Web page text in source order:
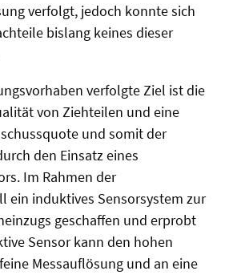
verfolgt, jedoch konnte sich
bislang keines dieser
verfolgte Ziel ist die
von Ziehteilen und eine
und somit der
den Einsatz eines
Im Rahmen der
ein induktives Sensorsystem zur
geschaffen und erprobt
Sensor kann den hohen
Messauflösung und an eine